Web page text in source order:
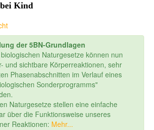
Kind
der 5BN-Grundlagen
Naturgesetze können nun
und sichtbare Körperreaktionen, sehr
Phasenabschnitten im Verlauf eines
Sonderprogramms"
Naturgesetze stellen eine einfache
über die Funktionsweise unseres
Reaktionen: Mehr...